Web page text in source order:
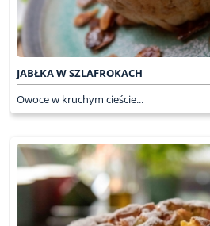
JABŁKA W SZLAFROKACH
Owoce w kruchym cieście...